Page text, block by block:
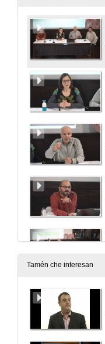
Tamén che interesan